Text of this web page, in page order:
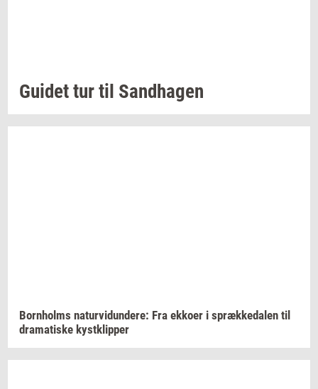
Gu­i­dettur til Sand­ha­gen
Born­holms na­tur­vi­dun­de­re: Fra ek­ko­er i spræk­ke­da­len til
dra­ma­ti­ske kyst­klip­per